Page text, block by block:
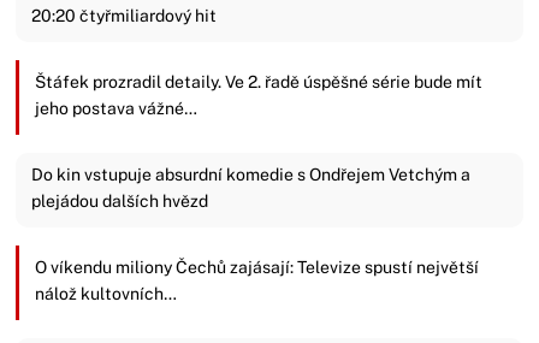
20:20 čtyřmiliardový hit
Štáfek prozradil detaily. Ve 2. řadě úspěšné série bude mít
jeho postava vážné…
Do kin vstupuje absurdní komedie s Ondřejem Vetchým a
plejádou dalších hvězd
O víkendu miliony Čechů zajásají: Televize spustí největší
nálož kultovních…